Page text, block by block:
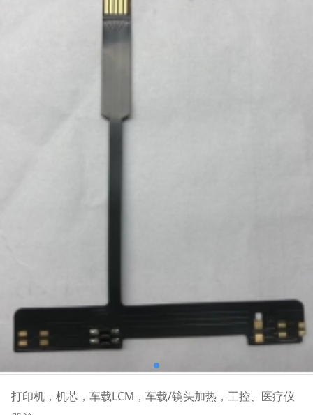
打印机，机芯，车载LCM，车载/镜头加热，工控、医疗仪